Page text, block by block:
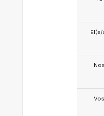
El(e/
Nos
Vos